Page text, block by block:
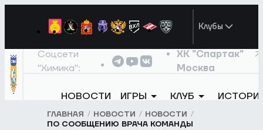
Клубы
Соцсети
"Химика":
ХК "Спартак"
Москва
НОВОСТИ ИГРЫ КЛУБ
ГЛАВНАЯ НОВОСТИ
НОВОСТИ
ПО СООБЩЕНИЮ ВРАЧА КОМАНДЫ